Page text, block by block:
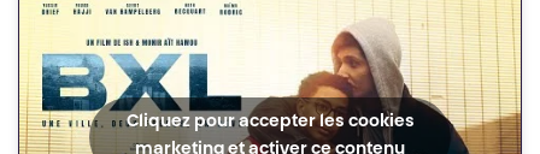
Cliquez pour accepter les cookies